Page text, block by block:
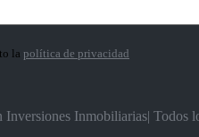
la política de privacidad
Inmobiliarias| Todos